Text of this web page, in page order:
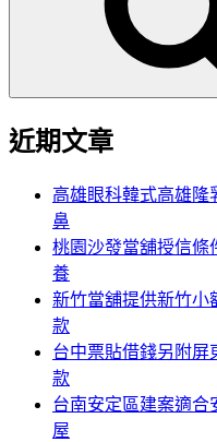
近期文章
高雄眼科韓式高雄隆
鼻
桃園沙發當舖授信條
養
新竹當舖提供新竹小
款
台中票貼借錢另附屏
款
台南安定區建案適合
屋